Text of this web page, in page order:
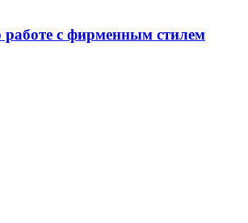
работе с фирменным стилем